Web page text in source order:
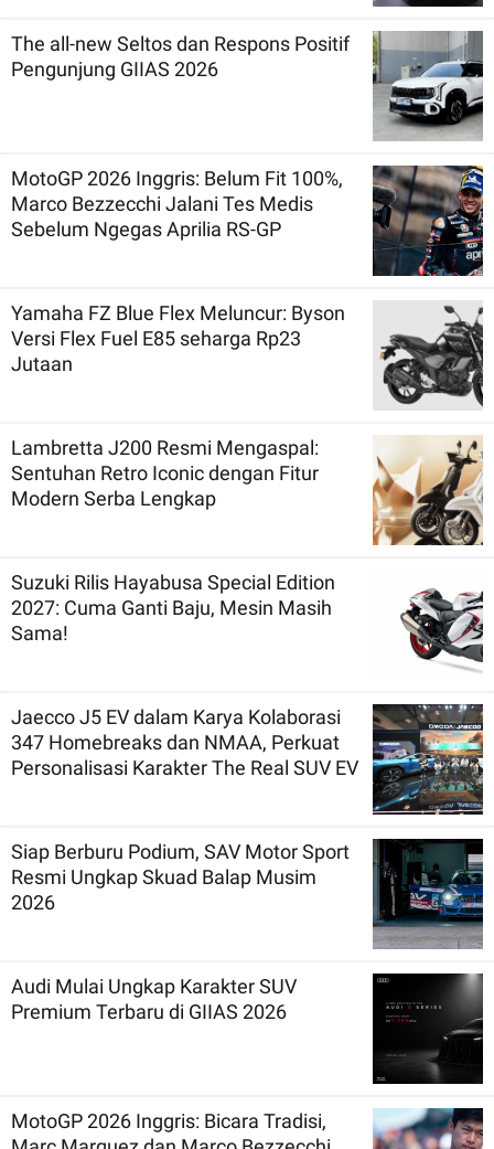
The all-new Seltos dan Respons Positif
Pengunjung GIIAS 2026
MotoGP 2026 Inggris: Belum Fit 100%,
Marco Bezzecchi Jalani Tes Medis
Sebelum Ngegas Aprilia RS-GP
Yamaha FZ Blue Flex Meluncur: Byson
Versi Flex Fuel E85 seharga Rp23
Jutaan
Lambretta J200 Resmi Mengaspal:
Sentuhan Retro Iconic dengan Fitur
Modern Serba Lengkap
Suzuki Rilis Hayabusa Special Edition
2027: Cuma Ganti Baju, Mesin Masih
Sama!
Jaecco J5 EV dalam Karya Kolaborasi
347 Homebreaks dan NMAA, Perkuat
Personalisasi Karakter The Real SUV EV
Siap Berburu Podium, SAV Motor Sport
Resmi Ungkap Skuad Balap Musim
2026
Audi Mulai Ungkap Karakter SUV
Premium Terbaru di GIIAS 2026
MotoGP 2026 Inggris: Bicara Tradisi,